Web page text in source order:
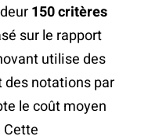
150 critères
sur le rapport
utilise des
notations par
le coût moyen